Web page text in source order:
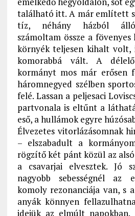
található itt. A már említett
tíz, néhány házból álló
számoltam össze a
környék teljesen kihalt volt,
komorabbá vált. A
kormányt mos már erősen
háromnegyed szélben
felé. Lassan a peljesaci
partvonala is eltűnt a
eső, a hullámok egyre
Élvezetes vitorlázásomnak
– elszabadult a
rögzítő két pánt közül az
a csavarjai elvesztek. Jó
nagyobb sebességnél az
komoly rezonanciája van, s
anyák könnyen
idejük az elmúlt